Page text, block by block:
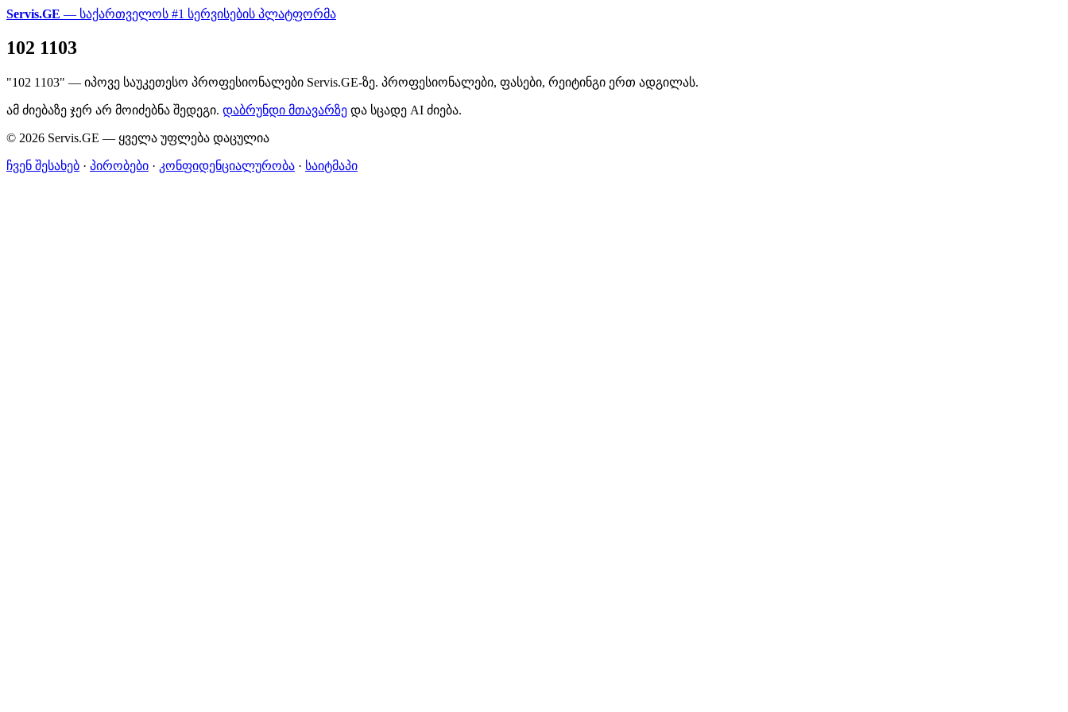
Servis.GE — საქართველოს #1 სერვისების პლატფორმა
102 1103
"102 1103" — იპოვე საუკეთესო პროფესიონალები Servis.GE-ზე. პროფესიონალები, ფასები, რეიტინგი ერთ ადგილას.
ამ ძიებაზე ჯერ არ მოიძებნა შედეგი. დაბრუნდი მთავარზე და სცადე AI ძიება.
© 2026 Servis.GE — ყველა უფლება დაცულია
ჩვენ შესახებ · პირობები · კონფიდენციალურობა · საიტმაპი